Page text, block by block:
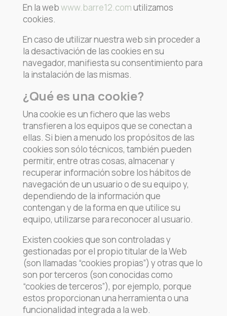
En la webwww.barre12.comutilizamos
cookies.
En caso de utilizar nuestra web sin proceder a
la desactivación de las cookies en su
navegador, manifiesta su consentimiento para
la instalación de las mismas.
¿Qué es una cookie?
Una cookie es un fichero que las webs
transfieren a los equipos que se conectan a
ellas. Si bien a menudo los propósitos de las
cookies son sólo técnicos, también pueden
permitir, entre otras cosas, almacenar y
recuperar información sobre los hábitos de
navegación de un usuario o de su equipo y,
dependiendo de la información que
contengan y de la forma en que utilice su
equipo, utilizarse para reconocer al usuario.
Existen cookies que son controladas y
gestionadas por el propio titular de la Web
(son llamadas “cookies propias”) y otras que lo
son por terceros (son conocidas como
“cookies de terceros”), por ejemplo, porque
estos proporcionan una herramienta o una
funcionalidad integrada a la web.